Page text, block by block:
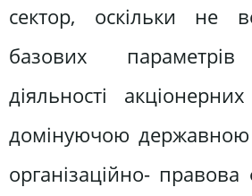
сектор, оскільки не
базових параметрів
діяльності
домінуючою
організаційно-